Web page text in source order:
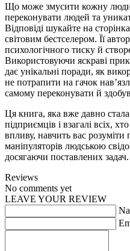
Що може змусити кожну
переконувати людей та
Відповіді шукайте на
світовим бестселером. Її
психологічного тиску й
Використовуючи яскраві
дає унікальні поради, як
не потрапити на гачок
самому переконувати й
Ця книга, яка вже давно
підприємців і взагалі всіх,
впливу, навчить вас
маніпуляторів людською
досягаючи поставлених задач.
Reviews
No comments yet
LEAVE YOUR REVIEW